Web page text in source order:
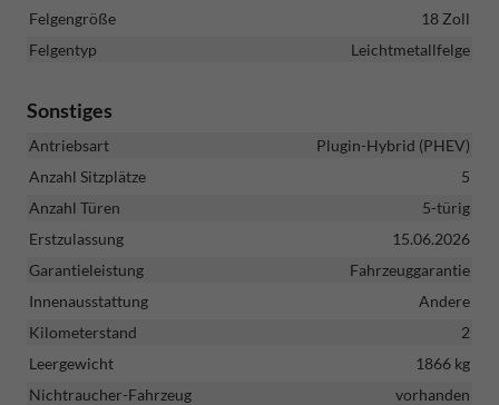
Felgengröße
18 Zoll
Felgentyp
Leichtmetallfelge
Sonstiges
Antriebsart
Plugin-Hybrid (PHEV)
Anzahl Sitzplätze
5
Anzahl Türen
5-türig
Erstzulassung
15.06.2026
Garantieleistung
Fahrzeuggarantie
Innenausstattung
Andere
Kilometerstand
2
Leergewicht
1866 kg
Nichtraucher-Fahrzeug
vorhanden